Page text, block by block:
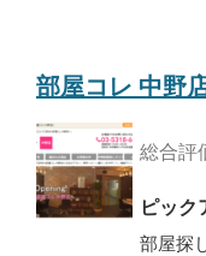
部屋コレ 中野
総合評
ピック
部屋探